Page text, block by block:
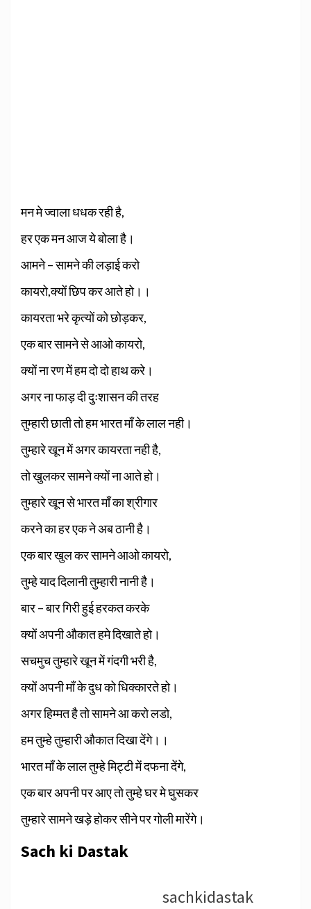
मन मे ज्वाला धधक रही है,
हर एक मन आज ये बोला है।
आमने – सामने की लड़ाई करो
कायरो,क्यों छिप कर आते हो।।
कायरता भरे कृत्यों को छोड़कर,
एक बार सामने से आओ कायरो,
क्यों ना रण में हम दो दो हाथ करे।
अगर ना फाड़ दी दुःशासन की तरह
तुम्हारी छाती तो हम भारत माँ के लाल नही।
तुम्हारे खून में अगर कायरता नही है,
तो खुलकर सामने क्यों ना आते हो।
तुम्हारे खून से भारत माँ का श्रीगार
करने का हर एक ने अब ठानी है।
एक बार खुल कर सामने आओ कायरो,
तुम्हे याद दिलानी तुम्हारी नानी है।
बार – बार गिरी हुई हरकत करके
क्यों अपनी औकात हमे दिखाते हो।
सचमुच तुम्हारे खून में गंदगी भरी है,
क्यों अपनी माँ के दुध को धिक्कारते हो।
अगर हिम्मत है तो सामने आ करो लडो,
हम तुम्हे तुम्हारी औकात दिखा देंगे।।
भारत माँ के लाल तुम्हे मिट्टी में दफना देंगे,
एक बार अपनी पर आए तो तुम्हे घर मे घुसकर
तुम्हारे सामने खड़े होकर सीने पर गोली मारेंगे।
Sach ki Dastak
sachkidastak